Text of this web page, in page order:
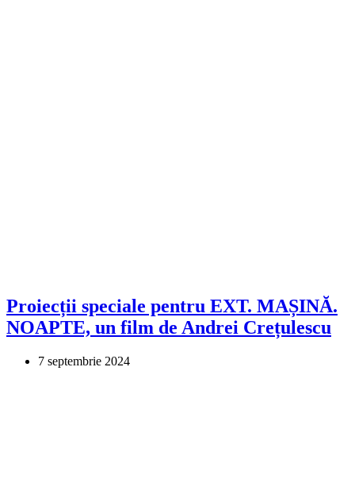
Proiecții speciale pentru EXT. MAȘINĂ.
NOAPTE, un film de Andrei Crețulescu
7 septembrie 2024